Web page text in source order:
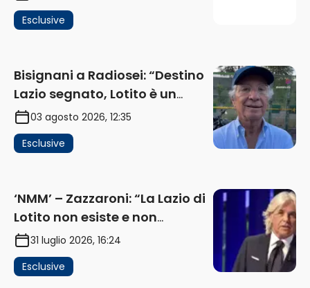
investimenti non arrivano i
ricavi” (AUDIO)
Esclusive
Bisignani a Radiosei: “Destino
Lazio segnato, Lotito è un
problema, la chiave sono
Flaminio e politica. La protesta
e gli interessi dei fondi”
03 agosto 2026, 12:35
Esclusive
‘NMM’ – Zazzaroni: “La Lazio di
Lotito non esiste e non
funziona più. E’ ora di lasciare,
ma lui non ascolta. Pignataro?
Ho verificato…” (AUDIO)
31 luglio 2026, 16:24
Esclusive